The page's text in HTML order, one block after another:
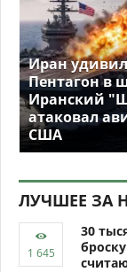
Иран
Пентагон в
Иранский
атаковал
США
ЛУЧШЕЕ ЗА
30